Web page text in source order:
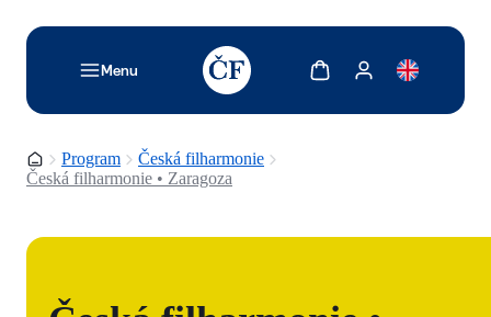
Menu
TODO: Add description for reader
Zobrazit košíkZobrazit můj účet
Domovská stránka
Program
Česká filharmonie
Česká filharmonie • Zaragoza